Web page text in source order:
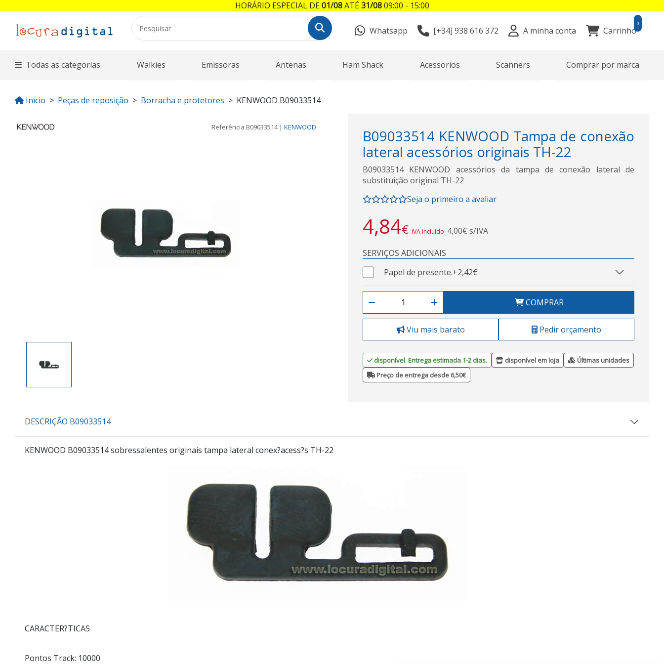
Whatsapp [+34] 938 616 372 A minha conta Carrinho
0
Todas as categorias Walkies Emissoras Antenas Ham Shack Acessorios Scanners Comprar por marca
Início Peças de reposição Borracha e protetores KENWOOD B09033514
Referência B09033514| KENWOOD
B09033514 KENWOOD Tampa de conexão
lateral acessórios originais TH-22
B09033514 KENWOOD acessórios da tampa de conexão lateral de
substituição original TH-22
Seja o primeiro a avaliar
4,84€ IVA incluído 4,00€ s/IVA
SERVIÇOS ADICIONAIS
Papel de presente.+2,42€
COMPRAR
Viu mais barato Pedir orçamento
disponível. Entrega estimada 1-2 dias. disponível em loja
Últimas unidades
Preço de entrega desde 6,50€
DESCRIÇÃO B09033514
KENWOOD B09033514 sobressalentes originais tampa lateral conex?acess?s TH-22
CARACTER?TICAS
Pontos Track: 10000
HORÁRIO ESPECIAL DE01/08ATÉ31/0809:00 - 15:00